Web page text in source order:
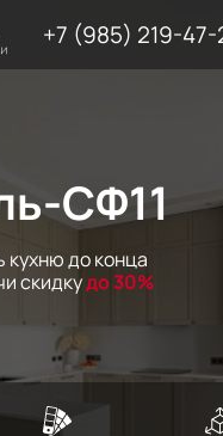
+7 (985) 219-47-
СФ11
кухню до конца
скидкудо 30%